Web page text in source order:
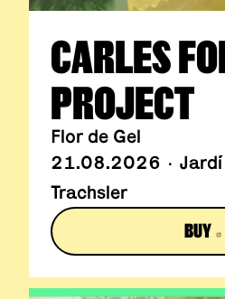
CARLES
PROJECT
Flor de Gel
21.08.2026 · Jardí
Trachsler
BUY